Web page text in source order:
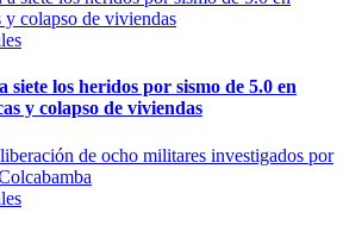
siete los heridos por sismo de 5.0 en
y colapso de viviendas